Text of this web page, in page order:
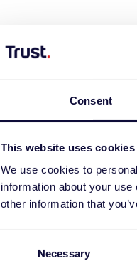
Consent
This website uses cookies
We use cookies to
information about your
other information that
Necessary
Регион
Испания